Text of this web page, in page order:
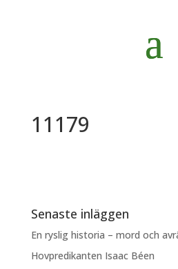
11179
Senaste inläggen
En ryslig historia – mord och
Hovpredikanten Isaac Béen